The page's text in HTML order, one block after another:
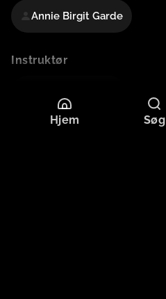
Annie Birgit Garde
Instruktør
Hjem Søg